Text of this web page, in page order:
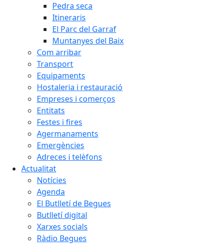
Pedra seca
Itineraris
El Parc del Garraf
Muntanyes del Baix
Com arribar
Transport
Equipaments
Hostaleria i restauració
Empreses i comerços
Entitats
Festes i fires
Agermanaments
Emergències
Adreces i telèfons
Actualitat
Notícies
Agenda
El Butlletí de Begues
Butlletí digital
Xarxes socials
Ràdio Begues